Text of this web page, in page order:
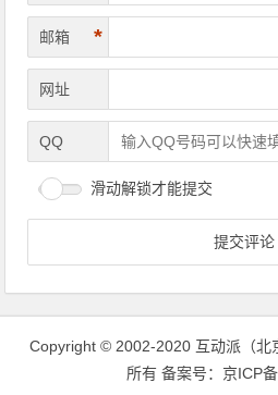
邮箱 *
网址
QQ
滑动解锁才能提交
Copyright © 2002-2020 互动派（北
所有 备案号：京ICP